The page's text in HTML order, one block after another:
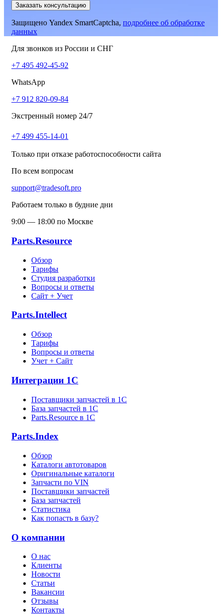
Заказать консультацию
Защищено Yandex SmartCaptcha, подробнее об обработке
данных
Для звонков из России и СНГ
+7 495 492-45-92
WhatsApp
+7 912 820-09-84
Экстренный номер 24/7
+7 499 455-14-01
Только при отказе работоспособности сайта
По всем вопросам
support@tradesoft.pro
Работаем только в будние дни
9:00 — 18:00 по Москве
Parts.Resource
Обзор
Тарифы
Студия разработки
Вопросы и ответы
Сайт + Учет
Parts.Intellect
Обзор
Тарифы
Вопросы и ответы
Учет + Сайт
Интеграции 1С
Поставщики запчастей в 1C
База запчастей в 1С
Parts.Resource в 1C
Parts.Index
Обзор
Каталоги автотоваров
Оригинальные каталоги
Запчасти по VIN
Поставщики запчастей
База запчастей
Статистика
Как попасть в базу?
О компании
О нас
Клиенты
Новости
Статьи
Вакансии
Отзывы
Контакты